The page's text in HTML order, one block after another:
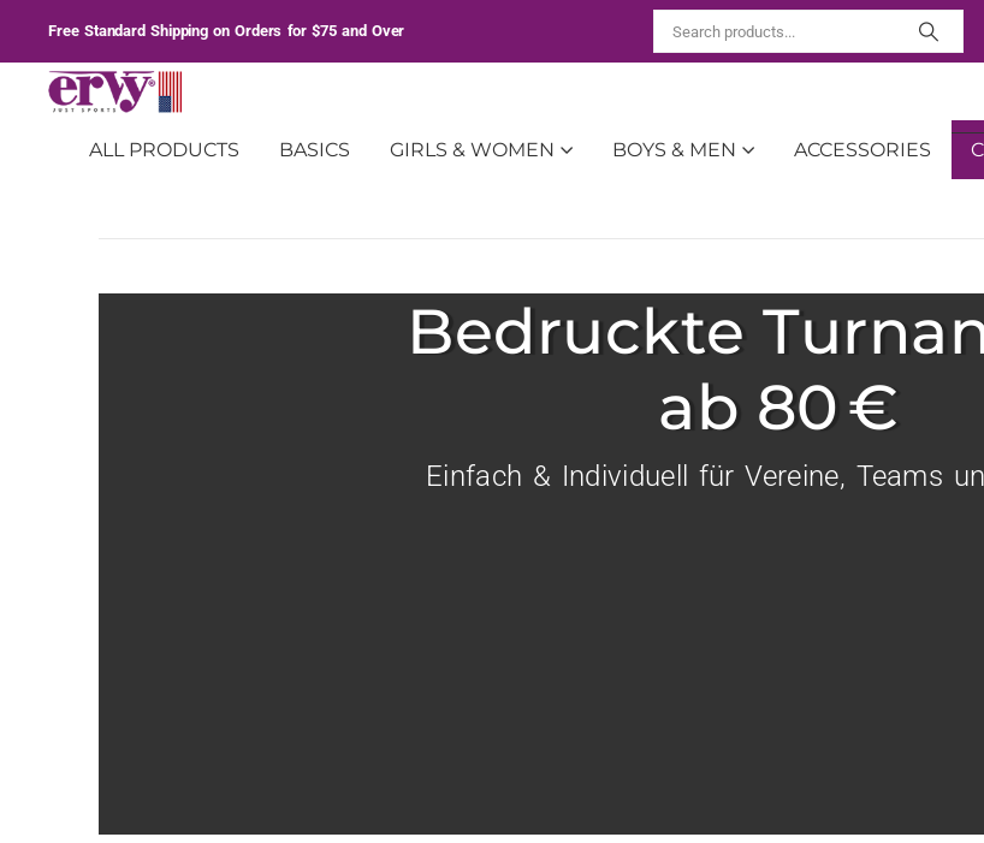
Free Standard Shipping on Orders for $75 and Over
ALL PRODUCTS BASICS GIRLS & WOMEN BOYS & MEN ACCESSORIES
Bedruckte
ab 80 €
Einfach & Individuell für Vereine, Teams